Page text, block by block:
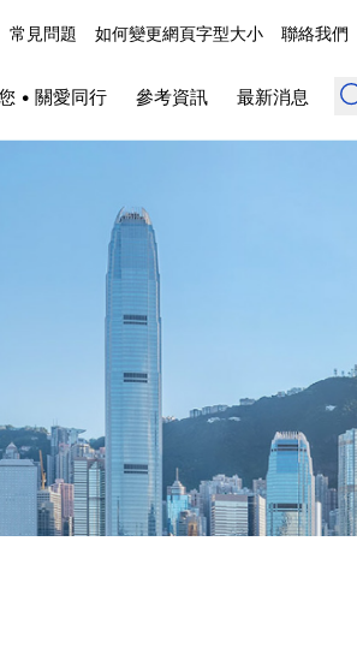
常見問題 如何變更網頁字型大小 聯絡我們
• 關愛同行 參考資訊 最新消息